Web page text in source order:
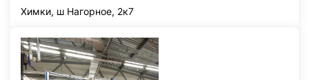
Химки, ш Нагорное, 2к7